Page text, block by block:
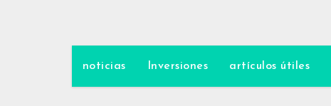
noticias Inversiones artículos útiles